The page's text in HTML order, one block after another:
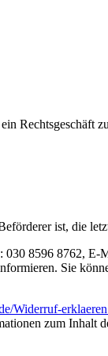
ist, die
8596 8762,
Sie
/Widerruf-
zum Inhalt